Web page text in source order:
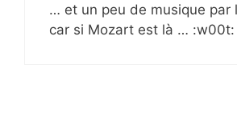
… et un peu de musique par
car si Mozart est là … :w00t: